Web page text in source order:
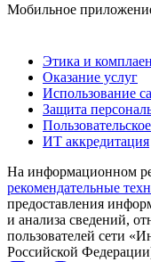
Мобильное
Этика и
Оказание услуг
Использование
Защита
ИТ аккредитация
На информационном
рекомендательные
предоставления
и анализа сведений,
пользователей сети
Российской